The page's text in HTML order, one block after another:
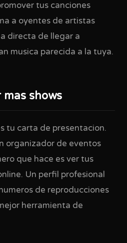
tus canciones
a oyentes de artistas
directa de llegar a
musica parecida a la tuya.
mas shows
tu carta de presentacion.
organizador de eventos
que hace es ver tus
Un perfil profesional
de reproducciones
herramienta de